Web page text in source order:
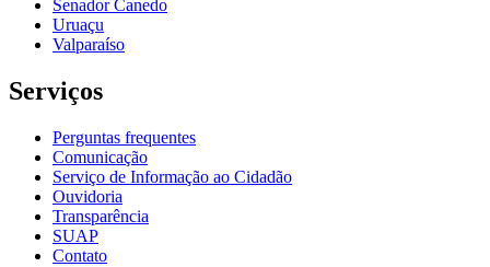
Senador Canedo
Uruaçu
Valparaíso
Serviços
Perguntas frequentes
Comunicação
Serviço de Informação ao Cidadão
Ouvidoria
Transparência
SUAP
Contato